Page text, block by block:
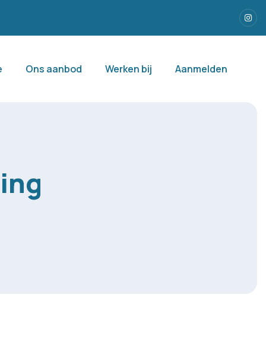
Ons aanbod Werken bij Aanmelden